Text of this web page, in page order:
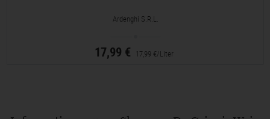
Ardenghi S.R.L.
17,99 € 17,99 €/Liter